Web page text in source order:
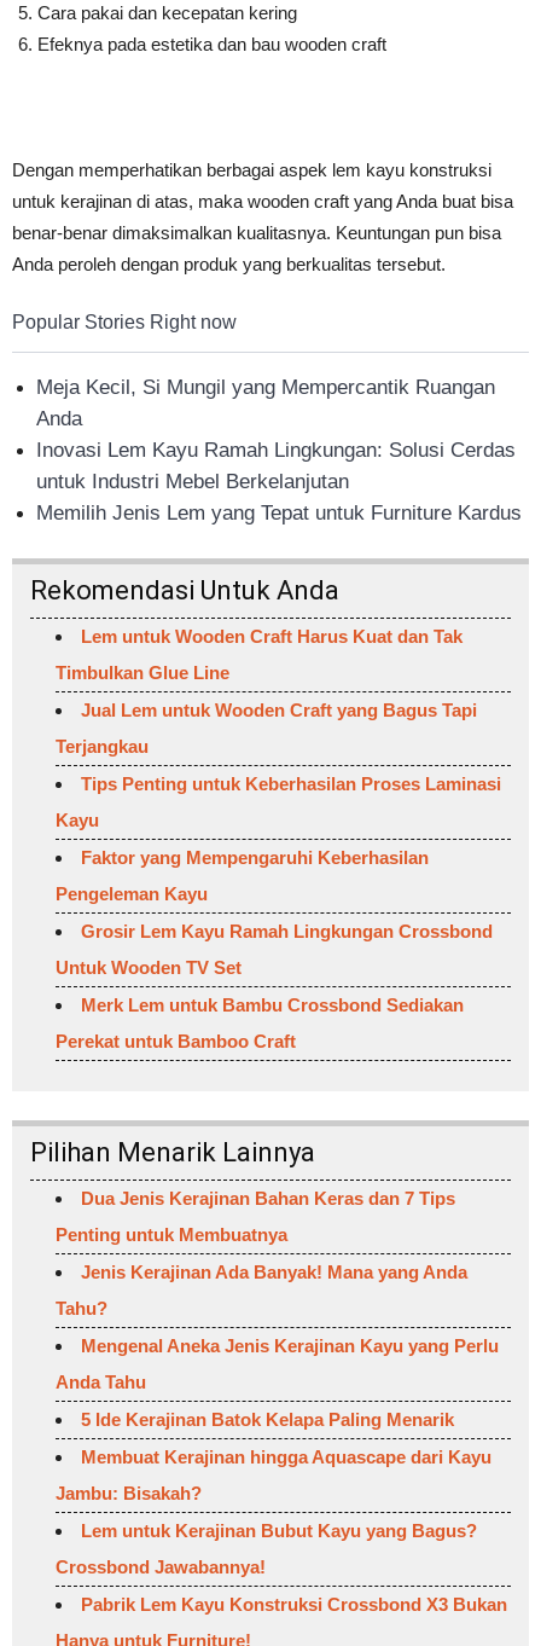
Cara pakai dan kecepatan kering
Efeknya pada estetika dan bau wooden craft
Dengan memperhatikan berbagai aspek lem kayu konstruksi
untuk kerajinan di atas, maka wooden craft yang Anda buat bisa
benar-benar dimaksimalkan kualitasnya. Keuntungan pun bisa
Anda peroleh dengan produk yang berkualitas tersebut.
Popular Stories Right now
Meja Kecil, Si Mungil yang Mempercantik Ruangan
Anda
Inovasi Lem Kayu Ramah Lingkungan: Solusi Cerdas
untuk Industri Mebel Berkelanjutan
Memilih Jenis Lem yang Tepat untuk Furniture Kardus
Rekomendasi Untuk Anda
Lem untuk Wooden Craft Harus Kuat dan Tak
Timbulkan Glue Line
Jual Lem untuk Wooden Craft yang Bagus Tapi
Terjangkau
Tips Penting untuk Keberhasilan Proses Laminasi
Kayu
Faktor yang Mempengaruhi Keberhasilan
Pengeleman Kayu
Grosir Lem Kayu Ramah Lingkungan Crossbond
Untuk Wooden TV Set
Merk Lem untuk Bambu Crossbond Sediakan
Perekat untuk Bamboo Craft
Pilihan Menarik Lainnya
Dua Jenis Kerajinan Bahan Keras dan 7 Tips
Penting untuk Membuatnya
Jenis Kerajinan Ada Banyak! Mana yang Anda
Tahu?
Mengenal Aneka Jenis Kerajinan Kayu yang Perlu
Anda Tahu
5 Ide Kerajinan Batok Kelapa Paling Menarik
Membuat Kerajinan hingga Aquascape dari Kayu
Jambu: Bisakah?
Lem untuk Kerajinan Bubut Kayu yang Bagus?
Crossbond Jawabannya!
Pabrik Lem Kayu Konstruksi Crossbond X3 Bukan
Hanya untuk Furniture!